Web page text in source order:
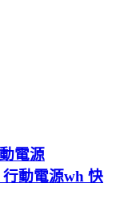
電源
動電源wh 快